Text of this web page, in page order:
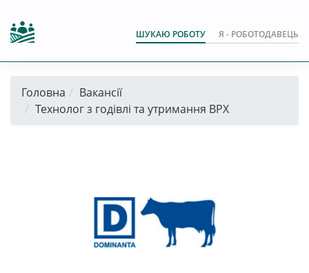
ШУКАЮ РОБОТУ Я - РОБОТОДАВЕЦЬ
Головна
Вакансії
Технолог з годівлі та утримання ВРХ